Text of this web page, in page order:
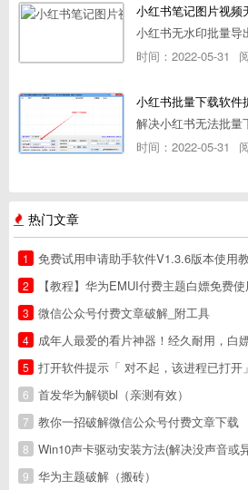
小红书无水印批量导
时间：2022-05-31
解决小红书无法批量
时间：2022-05-31
热门文章
1
免费试用申请助手软件V1.3.6版本使用教程，免费领
2
【教程】华为EMUI付费主题白嫖免费使
3
微信公众号付费文章破解_附工具
4
成年人最爱的看片神器！经久耐用，白
5
打开软件提示「 对不起，该进程已打开」
6
首发华为解锁bl（亲测有效）
7
教你一招破解微信公众号付费文章下载
8
Win10声卡驱动安装方法(解决没声音或
9
华为主题破解（搬砖）